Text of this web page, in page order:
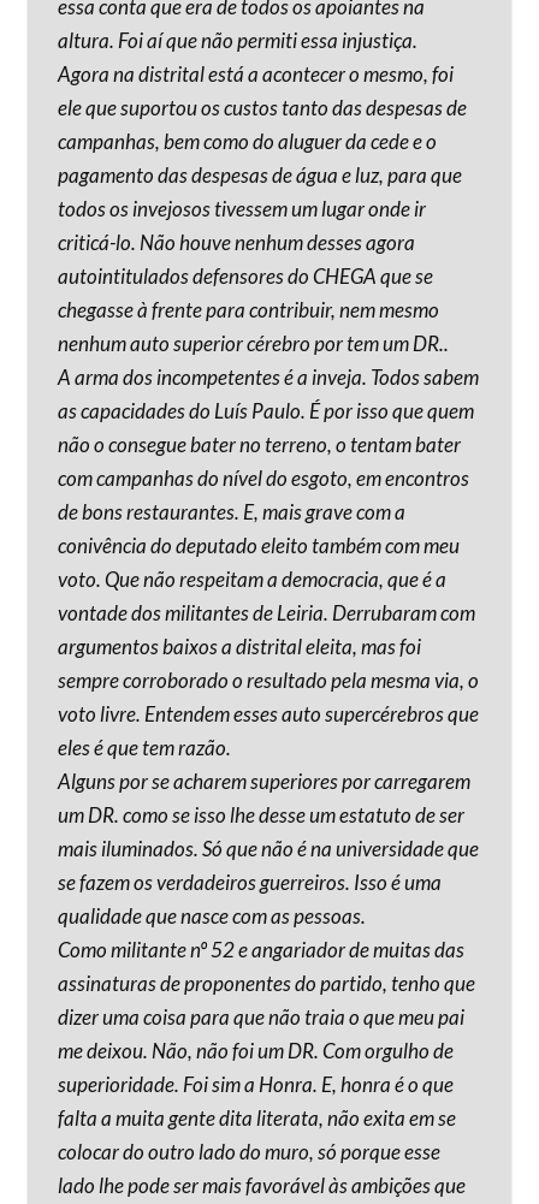
essa conta que era de todos os apoiantes na
altura. Foi aí que não permiti essa injustiça.
Agora na distrital está a acontecer o mesmo, foi
ele que suportou os custos tanto das despesas de
campanhas, bem como do aluguer da cede e o
pagamento das despesas de água e luz, para que
todos os invejosos tivessem um lugar onde ir
criticá-lo. Não houve nenhum desses agora
autointitulados defensores do CHEGA que se
chegasse à frente para contribuir, nem mesmo
nenhum auto superior cérebro por tem um DR..
A arma dos incompetentes é a inveja. Todos sabem
as capacidades do Luís Paulo. É por isso que quem
não o consegue bater no terreno, o tentam bater
com campanhas do nível do esgoto, em encontros
de bons restaurantes. E, mais grave com a
conivência do deputado eleito também com meu
voto. Que não respeitam a democracia, que é a
vontade dos militantes de Leiria. Derrubaram com
argumentos baixos a distrital eleita, mas foi
sempre corroborado o resultado pela mesma via, o
voto livre. Entendem esses auto supercérebros que
eles é que tem razão.
Alguns por se acharem superiores por carregarem
um DR. como se isso lhe desse um estatuto de ser
mais iluminados. Só que não é na universidade que
se fazem os verdadeiros guerreiros. Isso é uma
qualidade que nasce com as pessoas.
Como militante nº 52 e angariador de muitas das
assinaturas de proponentes do partido, tenho que
dizer uma coisa para que não traia o que meu pai
me deixou. Não, não foi um DR. Com orgulho de
superioridade. Foi sim a Honra. E, honra é o que
falta a muita gente dita literata, não exita em se
colocar do outro lado do muro, só porque esse
lado lhe pode ser mais favorável às ambições que